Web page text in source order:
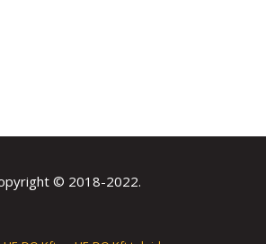
© 2018-2022.